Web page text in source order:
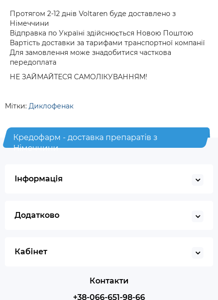
Протягом 2-12 днів Voltaren буде доставлено з
Німеччини
Відправка по Україні здійснюється Новою Поштою
Вартість доставки за тарифами транспортної компанії
Для замовлення може знадобитися часткова
передоплата
НЕ ЗАЙМАЙТЕСЯ САМОЛІКУВАННЯМ!
Мітки: Диклофенак
Кредофарм - доставка препаратів з
Німеччини
Інформація
Додатково
Кабінет
Контакти
+38-066-651-98-66